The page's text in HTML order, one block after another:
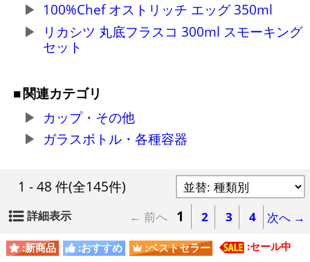
100%Chef オストリッチ エッグ 350ml
リカシツ 丸底フラスコ 300ml スモーキング
セット
関連カテゴリ
カップ・その他
ガラスボトル・各種容器
1 - 48 件(全145件)
詳細表示 ← 前へ 1 2 3 4 次へ →
:新商品 :おすすめ :ベストセラー
:セール中